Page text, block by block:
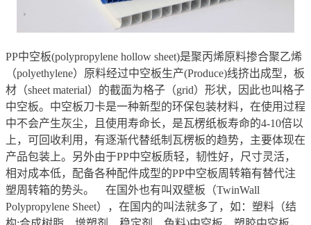
PP中空板(polypropylene hollow sheet)是聚丙烯原料掺合聚乙烯
（polyethylene）原料经过中空板生产(Produce)线挤出成型，板
材（sheet material）的截面为格子（grid）形状，因此也叫格子
中空板。中空板刀卡是一种新型的环保包装材料，在使用过程
中不会产生灰尘，且使用寿命长，是瓦楞纸板寿命的4-10倍以
上，可回收利用，有逐渐代替纸制瓦楞板的趋势，主要体现在
产品包装上。另外由于PP中空板质轻，韧性好，尺寸灵活，
相对成本低，配备各种配件成型的PP中空板周转箱有替代注
塑周转箱的势头。 在国外也有叫双壁板（TwinWall
Polypropylene Sheet），在国内的叫法就多了，如：塑料（结